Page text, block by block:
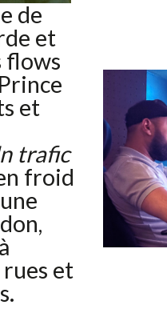
de
et
flows
et
trafic
froid
rues et